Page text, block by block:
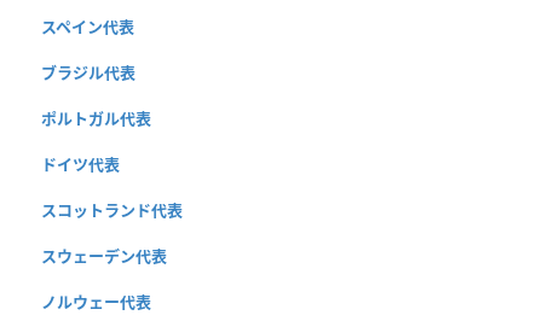
スペイン代表
ブラジル代表
ポルトガル代表
ドイツ代表
スコットランド代表
スウェーデン代表
ノルウェー代表